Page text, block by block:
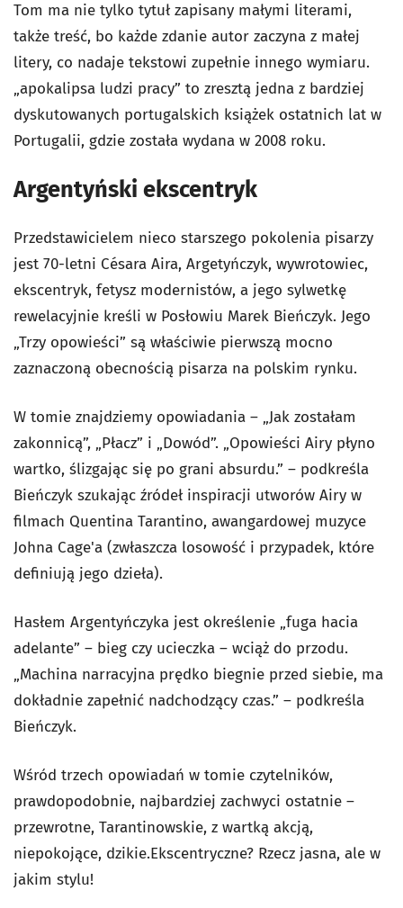
Tom ma nie tylko tytuł zapisany małymi literami,
także treść, bo każde zdanie autor zaczyna z małej
litery, co nadaje tekstowi zupełnie innego wymiaru.
„apokalipsa ludzi pracy” to zresztą jedna z bardziej
dyskutowanych portugalskich książek ostatnich lat w
Portugalii, gdzie została wydana w 2008 roku.
Argentyński ekscentryk
Przedstawicielem nieco starszego pokolenia pisarzy
jest 70-letni Césara Aira, Argetyńczyk, wywrotowiec,
ekscentryk, fetysz modernistów, a jego sylwetkę
rewelacyjnie kreśli w Posłowiu Marek Bieńczyk. Jego
„Trzy opowieści” są właściwie pierwszą mocno
zaznaczoną obecnością pisarza na polskim rynku.
W tomie znajdziemy opowiadania – „Jak zostałam
zakonnicą”, „Płacz” i „Dowód”. „Opowieści Airy płyno
wartko, ślizgając się po grani absurdu.” – podkreśla
Bieńczyk szukając źródeł inspiracji utworów Airy w
filmach Quentina Tarantino, awangardowej muzyce
Johna Cage'a (zwłaszcza losowość i przypadek, które
definiują jego dzieła).
Hasłem Argentyńczyka jest określenie „fuga hacia
adelante” – bieg czy ucieczka – wciąż do przodu.
„Machina narracyjna prędko biegnie przed siebie, ma
dokładnie zapełnić nadchodzący czas.” – podkreśla
Bieńczyk.
Wśród trzech opowiadań w tomie czytelników,
prawdopodobnie, najbardziej zachwyci ostatnie –
przewrotne, Tarantinowskie, z wartką akcją,
niepokojące, dzikie.Ekscentryczne? Rzecz jasna, ale w
jakim stylu!